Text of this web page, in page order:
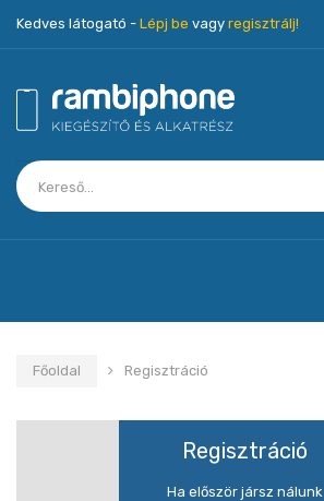
Kedves látogató - Lépj be vagy regisztrálj!
Főoldal Regisztráció
Regisztráció
Ha először jársz nálunk